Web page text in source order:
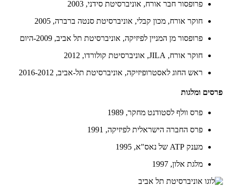
פרופסור חבר אורח, אוניברסיטת סידני, 2003
חוקר אורח, מכון קבלי, אוניברסיטת סנטה ברברה, 2005
פרופסור מן המניין לפיזיקה, אוניברסיטת תל אביב, 2009-היום
חוקר אורח, JILA, אוניברסיטת קולורדו, 2012
ראש החוג לאסטרופיזיקה, אוניברסיטת תל-אביב, 2016-2012
פרסים ומלגות
פרס וולף לסטודנט מחקר, 1989
פרס החברה הישראלית לפיזיקה, 1991
מענק ATP של נאס"א, 1995
מלגת אלון, 1997